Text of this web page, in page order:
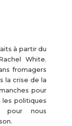
à partir du
White.
fromagers
la crise de la
pour
les politiques
pour nous